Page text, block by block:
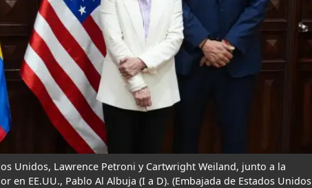
Unidos, Lawrence Petroni y Cartwright Weiland, junto a la
en EE.UU., Pablo Al Albuja (I a D). (Embajada de Estados Unidos